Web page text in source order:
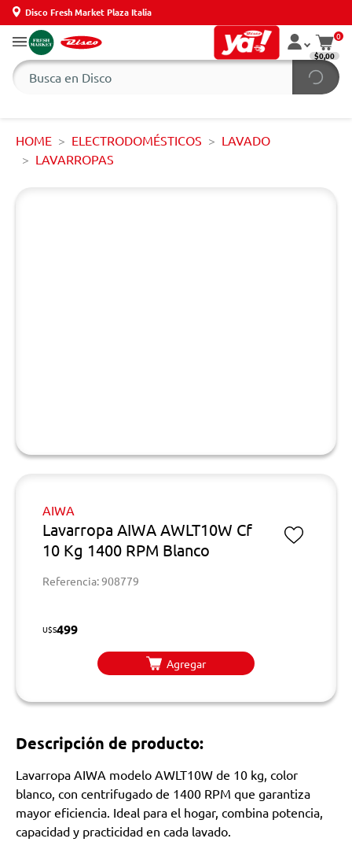
Disco Fresh Market Plaza Italia
0
$0,00
HOME ELECTRODOMÉSTICOS
LAVADO
LAVARROPAS
AIWA
Lavarropa AIWA AWLT10W Cf
10 Kg 1400 RPM Blanco
Referencia: 908779
U$S499
Agregar
Descripción de producto:
Lavarropa AIWA modelo AWLT10W de 10 kg, color
blanco, con centrifugado de 1400 RPM que garantiza
mayor eficiencia. Ideal para el hogar, combina potencia,
capacidad y practicidad en cada lavado.